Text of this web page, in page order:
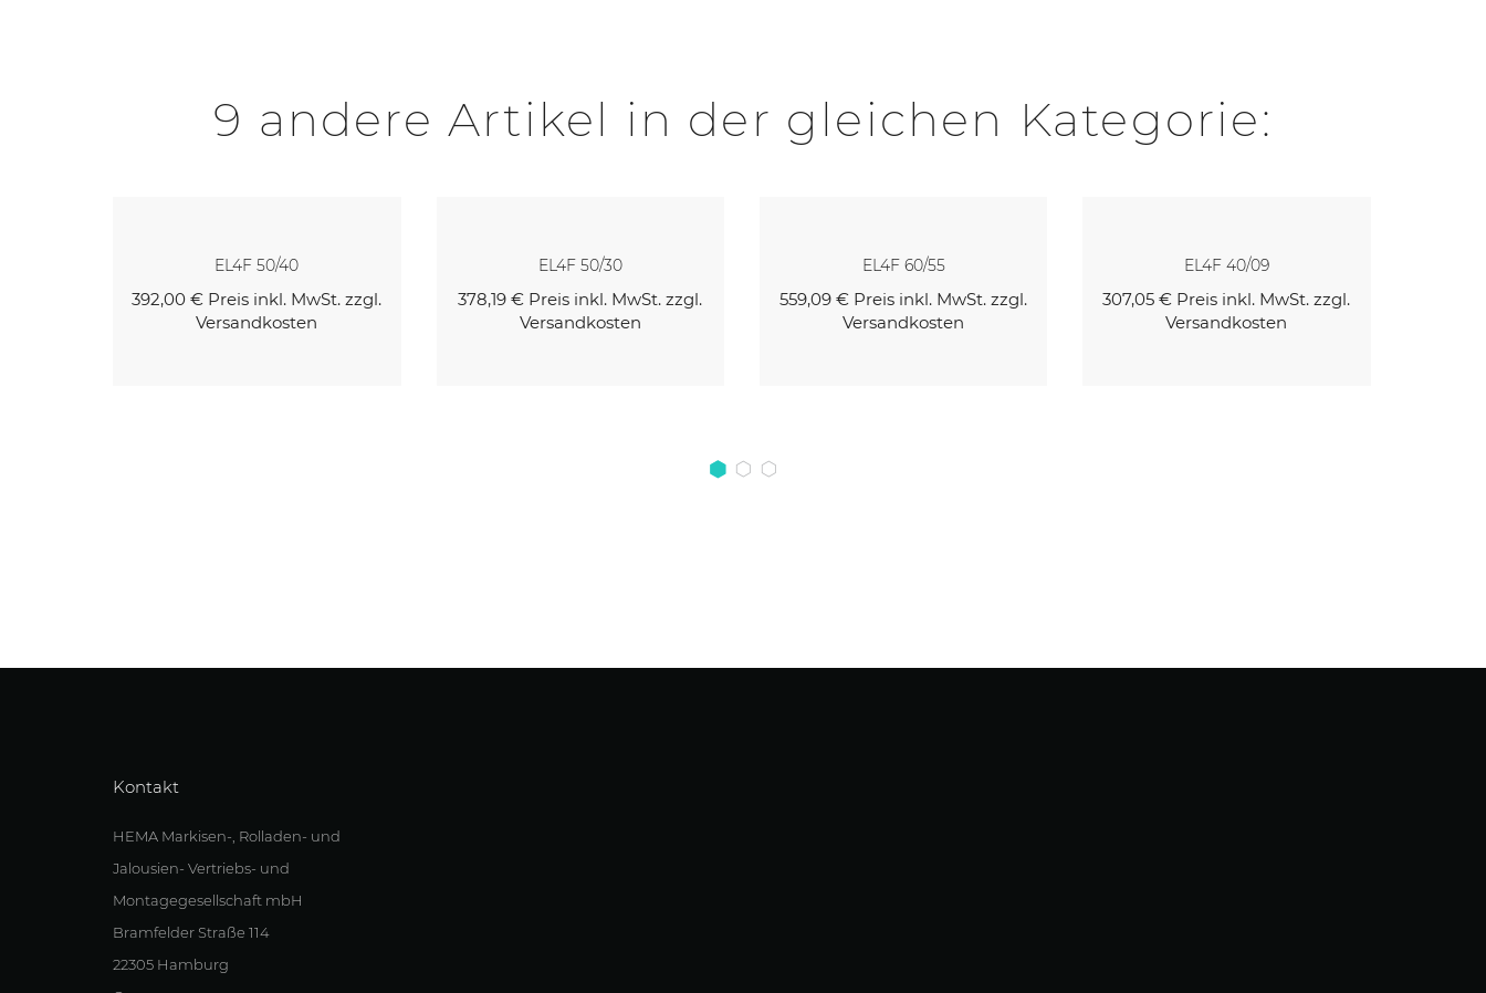
9 andere Artikel in der gleichen Kategorie:
EL4F 50/40
392,00 € Preis inkl. MwSt. zzgl.
Versandkosten
EL4F 50/30
378,19 € Preis inkl. MwSt. zzgl.
Versandkosten
EL4F 60/55
559,09 € Preis inkl. MwSt. zzgl.
Versandkosten
EL4F 40/09
307,05 € Preis inkl. MwSt. zzgl.
Versandkosten
Kontakt
HEMA Markisen-, Rolladen- und
Jalousien- Vertriebs- und
Montagegesellschaft mbH
Bramfelder Straße 114
22305 Hamburg